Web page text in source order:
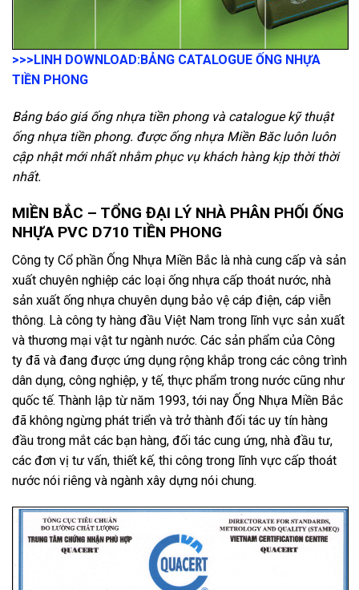
>>>LINH DOWNLOAD:BẢNG CATALOGUE ỐNG NHỰA
TIỀN PHONG
Bảng báo giá ống nhựa tiền phong và catalogue kỹ thuật
ống nhựa tiền phong. được ống nhựa Miền Băc luôn luôn
cập nhật mới nhất nhằm phục vụ khách hàng kịp thời thời
nhất.
MIỀN BẮC – TỔNG ĐẠI LÝ NHÀ PHÂN PHỐI ỐNG
NHỰA PVC D710 TIỀN PHONG
Công ty Cổ phần Ống Nhựa Miền Bắc là nhà cung cấp và sản
xuất chuyên nghiệp các loại ống nhựa cấp thoát nước, nhà
sản xuất ống nhựa chuyên dụng bảo vệ cáp điện, cáp viễn
thông. Là công ty hàng đầu Việt Nam trong lĩnh vực sản xuất
và thương mại vật tư ngành nước. Các sản phẩm của Công
ty đã và đang được ứng dụng rộng khắp trong các công trình
dân dụng, công nghiệp, y tế, thực phẩm trong nước cũng như
quốc tế. Thành lập từ năm 1993, tới nay Ống Nhựa Miền Bắc
đã không ngừng phát triển và trở thành đối tác uy tín hàng
đầu trong mắt các bạn hàng, đối tác cung ứng, nhà đầu tư,
các đơn vị tư vấn, thiết kế, thi công trong lĩnh vực cấp thoát
nước nói riêng và ngành xây dựng nói chung.